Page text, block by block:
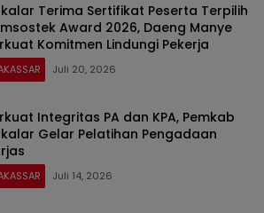
Terima Sertifikat Peserta Terpilih
Award 2026, Daeng Manye
Komitmen Lindungi Pekerja
Juli 20, 2026
Integritas PA dan KPA, Pemkab
Gelar Pelatihan Pengadaan
Juli 14, 2026